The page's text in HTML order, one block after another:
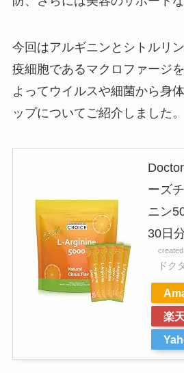
今回はアルギニンとシトルリ
疫細胞であるマクロファージ
よってウイルスや細菌から身
ップについてご紹介しました。
ーズ
ニン
30日
ドク
楽